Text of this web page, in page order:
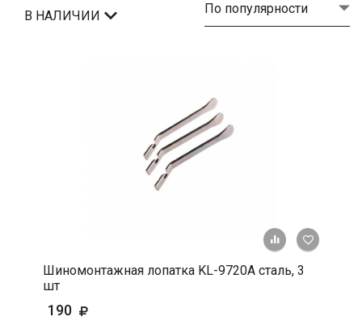
В НАЛИЧИИ По популярности
+ К
Шиномонтажная лопатка KL-9720A сталь, 3
шт
190